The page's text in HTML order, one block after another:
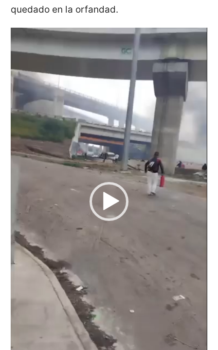
quedado en la orfandad.
Reproductor
de